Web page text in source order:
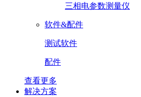
三相电参数测量仪
软件&配件
测试软件
配件
查看更多
解决方案